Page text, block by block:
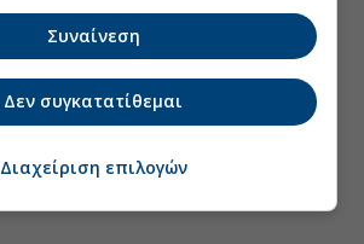
Συναίνεση
Δεν συγκατατίθεμαι
Διαχείριση επιλογών